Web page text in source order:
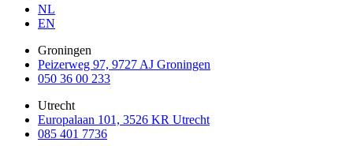
NL
EN
Groningen
Peizerweg 97, 9727 AJ Groningen
050 36 00 233
Utrecht
Europalaan 101, 3526 KR Utrecht
085 401 7736